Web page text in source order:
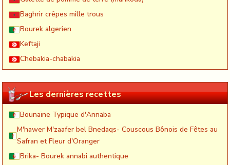
Baghrir crêpes mille trous
Bourek algerien
Keftaji
Chebakia-chabakia
Les dernières recettes
Bounaïne Typique d'Annaba
M'hawer M'zaafer bel Bnedaqs- Couscous Bônois de Fêtes au
Safran et Fleur d'Oranger
Brika- Bourek annabi authentique